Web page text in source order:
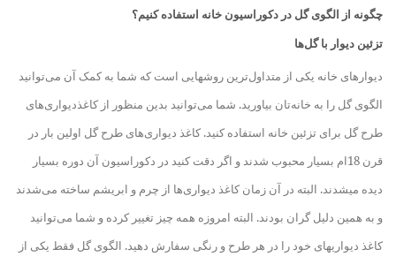
چگونه از الگوی گل در دکوراسیون خانه استفاده کنیم؟
تزئین دیوار با گل‌ها
دیوارهای خانه یکی از متداول‌ترین روشهایی است که شما به کمک آن می‌توانید
الگوی گل را به خانه‌تان بیاورید. شما می‌توانید بدین منظور از کاغذدیواری‌های
طرح گل برای تزئین خانه استفاده کنید. کاغذ دیواری‌های طرح گل اولین بار در
قرن 18ام بسیار محبوب شدند و اگر دقت کنید در دکوراسیون آن دوره
بسیار
دیده میشدند. البته در آن زمان کاغذ دیواری‌ها از چرم و ابریشم ساخته می‌شدند
و به همین دلیل گران بودند. البته امروزه همه چیز تغییر کرده و شما می‌توانید
کاغذ دیواریهای خود را در هر طرح و رنگی سفارش دهید. الگوی گل فقط یکی از